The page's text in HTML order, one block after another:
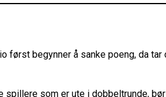
begynner å sanke poeng, da
som er ute i dobbeltrunde,